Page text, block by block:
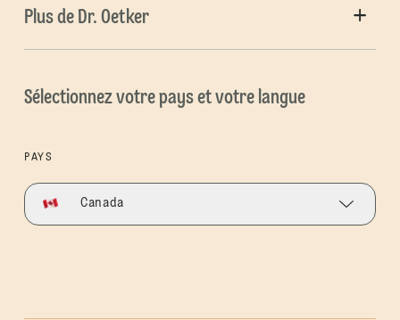
Plus de Dr. Oetker
Sélectionnez votre pays et votre langue
PAYS
Canada